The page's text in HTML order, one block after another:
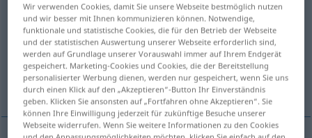
piegatura [pjegaˈtuːra]f
Übersicht aller Übersetzungen
(Für mehr Details die Übersetzung anklicken/antippen)
Faltung VerBiegung Kröpfung
Wir verwenden Cookies, damit Sie unsere Webseite bestmöglich nutzen
und wir besser mit Ihnen kommunizieren können. Notwendige,
funktionale und statistische Cookies, die für den Betrieb der Webseite
und der statistischen Auswertung unserer Webseite erforderlich sind,
werden auf Grundlage unserer Vorauswahl immer auf Ihrem Endgerät
gespeichert. Marketing-Cookies und Cookies, die der Bereitstellung
personalisierter Werbung dienen, werden nur gespeichert, wenn Sie uns
durch einen Klick auf den „Akzeptieren“-Button Ihr Einverständnis
geben. Klicken Sie ansonsten auf „Fortfahren ohne Akzeptieren“. Sie
können Ihre Einwilligung jederzeit für zukünftige Besuche unserer
Webseite widerrufen. Wenn Sie weitere Informationen zu den Cookies